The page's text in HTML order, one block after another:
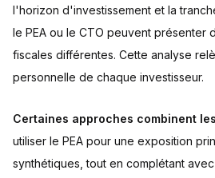
l'horizon d'investissement et la
le PEA ou le CTO peuvent présenter
fiscales différentes. Cette analyse
personnelle de chaque investisseur.
Certaines approches combinent
utiliser le PEA pour une exposition
synthétiques, tout en complétant